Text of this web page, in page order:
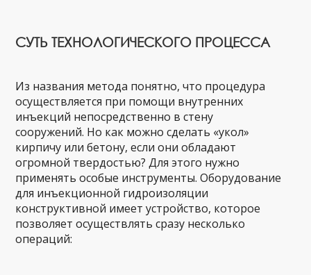
СУТЬ ТЕХНОЛОГИЧЕСКОГО ПРОЦЕССА
Из названия метода понятно, что процедура
осуществляется при помощи внутренних
инъекций непосредственно в стену
сооружений. Но как можно сделать «укол»
кирпичу или бетону, если они обладают
огромной твердостью? Для этого нужно
применять особые инструменты. Оборудование
для инъекционной гидроизоляции
конструктивной имеет устройство, которое
позволяет осуществлять сразу несколько
операций: